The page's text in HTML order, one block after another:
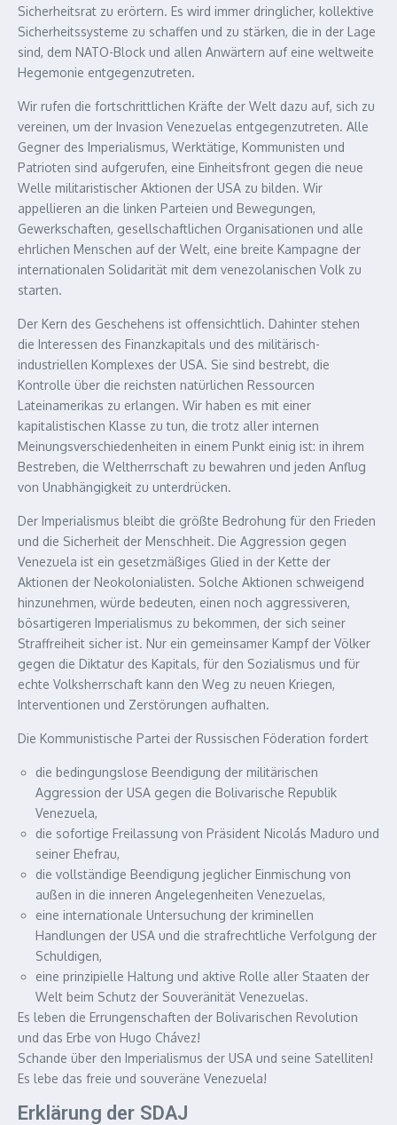
Sicherheitsrat zu erörtern. Es wird immer dringlicher, kollektive
Sicherheitssysteme zu schaffen und zu stärken, die in der Lage
sind, dem NATO-Block und allen Anwärtern auf eine weltweite
Hegemonie entgegenzutreten.
Wir rufen die fortschrittlichen Kräfte der Welt dazu auf, sich zu
vereinen, um der Invasion Venezuelas entgegenzutreten. Alle
Gegner des Imperialismus, Werktätige, Kommunisten und
Patrioten sind aufgerufen, eine Einheitsfront gegen die neue
Welle militaristischer Aktionen der USA zu bilden. Wir
appellieren an die linken Parteien und Bewegungen,
Gewerkschaften, gesellschaftlichen Organisationen und alle
ehrlichen Menschen auf der Welt, eine breite Kampagne der
internationalen Solidarität mit dem venezolanischen Volk zu
starten.
Der Kern des Geschehens ist offensichtlich. Dahinter stehen
die Interessen des Finanzkapitals und des militärisch-
industriellen Komplexes der USA. Sie sind bestrebt, die
Kontrolle über die reichsten natürlichen Ressourcen
Lateinamerikas zu erlangen. Wir haben es mit einer
kapitalistischen Klasse zu tun, die trotz aller internen
Meinungsverschiedenheiten in einem Punkt einig ist: in ihrem
Bestreben, die Weltherrschaft zu bewahren und jeden Anflug
von Unabhängigkeit zu unterdrücken.
Der Imperialismus bleibt die größte Bedrohung für den Frieden
und die Sicherheit der Menschheit. Die Aggression gegen
Venezuela ist ein gesetzmäßiges Glied in der Kette der
Aktionen der Neokolonialisten. Solche Aktionen schweigend
hinzunehmen, würde bedeuten, einen noch aggressiveren,
bösartigeren Imperialismus zu bekommen, der sich seiner
Straffreiheit sicher ist. Nur ein gemeinsamer Kampf der Völker
gegen die Diktatur des Kapitals, für den Sozialismus und für
echte Volksherrschaft kann den Weg zu neuen Kriegen,
Interventionen und Zerstörungen aufhalten.
Die Kommunistische Partei der Russischen Föderation fordert
die bedingungslose Beendigung der militärischen
Aggression der USA gegen die Bolivarische Republik
Venezuela,
die sofortige Freilassung von Präsident Nicolás Maduro und
seiner Ehefrau,
die vollständige Beendigung jeglicher Einmischung von
außen in die inneren Angelegenheiten Venezuelas,
eine internationale Untersuchung der kriminellen
Handlungen der USA und die strafrechtliche Verfolgung der
Schuldigen,
eine prinzipielle Haltung und aktive Rolle aller Staaten der
Welt beim Schutz der Souveränität Venezuelas.
Es leben die Errungenschaften der Bolivarischen Revolution
und das Erbe von Hugo Chávez!
Schande über den Imperialismus der USA und seine Satelliten!
Es lebe das freie und souveräne Venezuela!
Erklärung der SDAJ